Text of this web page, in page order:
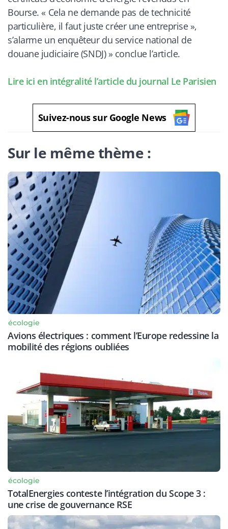
Bourse. « Cela ne demande pas de technicité
particulière, il faut juste créer une entreprise »,
s’alarme un enquêteur du service national de
douane judiciaire (SNDJ)» conclue l’article.
Lire ici en intégralité l’article du journal Le Parisien
Suivez-nous sur Google News
Sur le même thème :
écologie
Avions électriques : comment l’Europe redessine la
mobilité des régions oubliées
écologie
TotalEnergies conteste l’intégration du Scope 3 :
une crise de gouvernance RSE